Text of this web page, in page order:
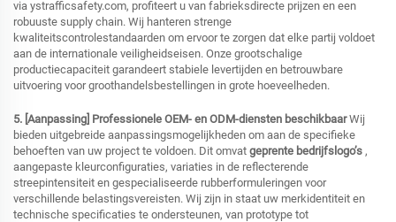
via ystrafficsafety.com, profiteert u van fabrieksdirecte prijzen en een
robuuste supply chain. Wij hanteren strenge
kwaliteitscontrolestandaarden om ervoor te zorgen dat elke partij voldoet
aan de internationale veiligheidseisen. Onze grootschalige
productiecapaciteit garandeert stabiele levertijden en betrouwbare
uitvoering voor groothandelsbestellingen in grote hoeveelheden.
5. [Aanpassing] Professionele OEM- en ODM-diensten beschikbaarWij
bieden uitgebreide aanpassingsmogelijkheden om aan de specifieke
behoeften van uw project te voldoen. Dit omvat geprente bedrijfslogo’s ,
aangepaste kleurconfiguraties, variaties in de reflecterende
streepintensiteit en gespecialiseerde rubberformuleringen voor
verschillende belastingsvereisten. Wij zijn in staat uw merkidentiteit en
technische specificaties te ondersteunen, van prototype tot